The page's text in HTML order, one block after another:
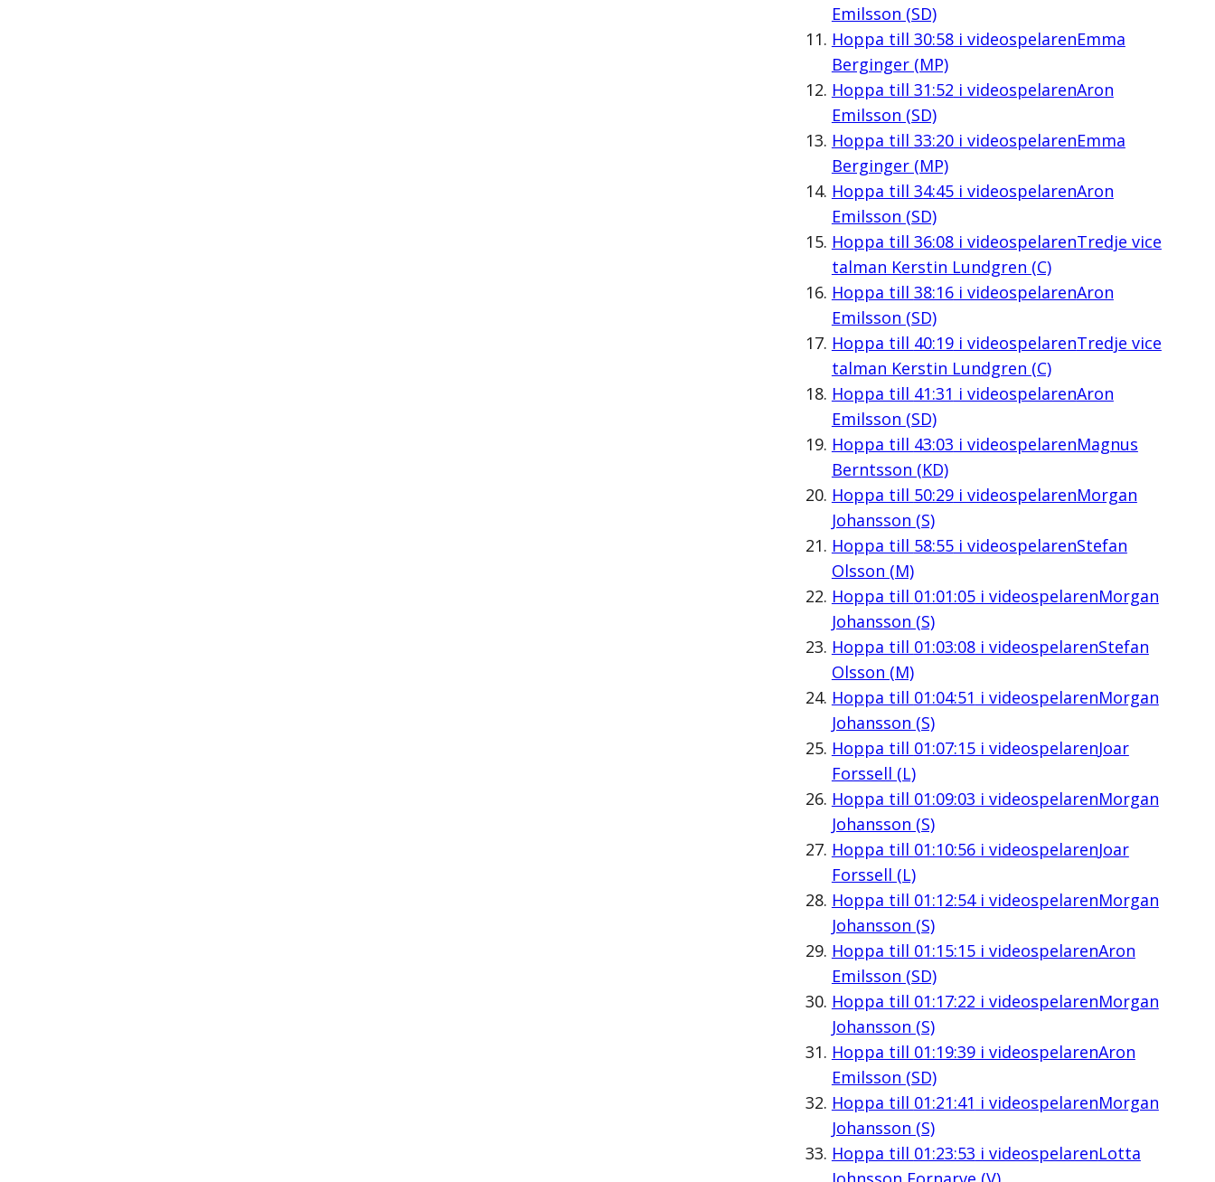
Emilsson (SD)
Hoppa till 30:58i videospelarenEmma
Berginger (MP)
Hoppa till 31:52 i videospelarenAron
Emilsson (SD)
Hoppa till 33:20i videospelarenEmma
Berginger (MP)
Hoppa till 34:45i videospelarenAron
Emilsson (SD)
Hoppa till 36:08i videospelarenTredje vice
talman Kerstin Lundgren (C)
Hoppa till 38:16i videospelarenAron
Emilsson (SD)
Hoppa till 40:19i videospelarenTredje vice
talman Kerstin Lundgren (C)
Hoppa till 41:31 i videospelarenAron
Emilsson (SD)
Hoppa till 43:03 i videospelarenMagnus
Berntsson (KD)
Hoppa till 50:29i videospelarenMorgan
Johansson (S)
Hoppa till 58:55i videospelarenStefan
Olsson (M)
Hoppa till 01:01:05i videospelarenMorgan
Johansson (S)
Hoppa till 01:03:08i videospelarenStefan
Olsson (M)
Hoppa till 01:04:51 i videospelarenMorgan
Johansson (S)
Hoppa till 01:07:15i videospelarenJoar
Forssell (L)
Hoppa till 01:09:03 i videospelarenMorgan
Johansson (S)
Hoppa till 01:10:56i videospelarenJoar
Forssell (L)
Hoppa till 01:12:54i videospelarenMorgan
Johansson (S)
Hoppa till 01:15:15i videospelarenAron
Emilsson (SD)
Hoppa till 01:17:22 i videospelarenMorgan
Johansson (S)
Hoppa till 01:19:39i videospelarenAron
Emilsson (SD)
Hoppa till 01:21:41 i videospelarenMorgan
Johansson (S)
Hoppa till 01:23:53 i videospelarenLotta